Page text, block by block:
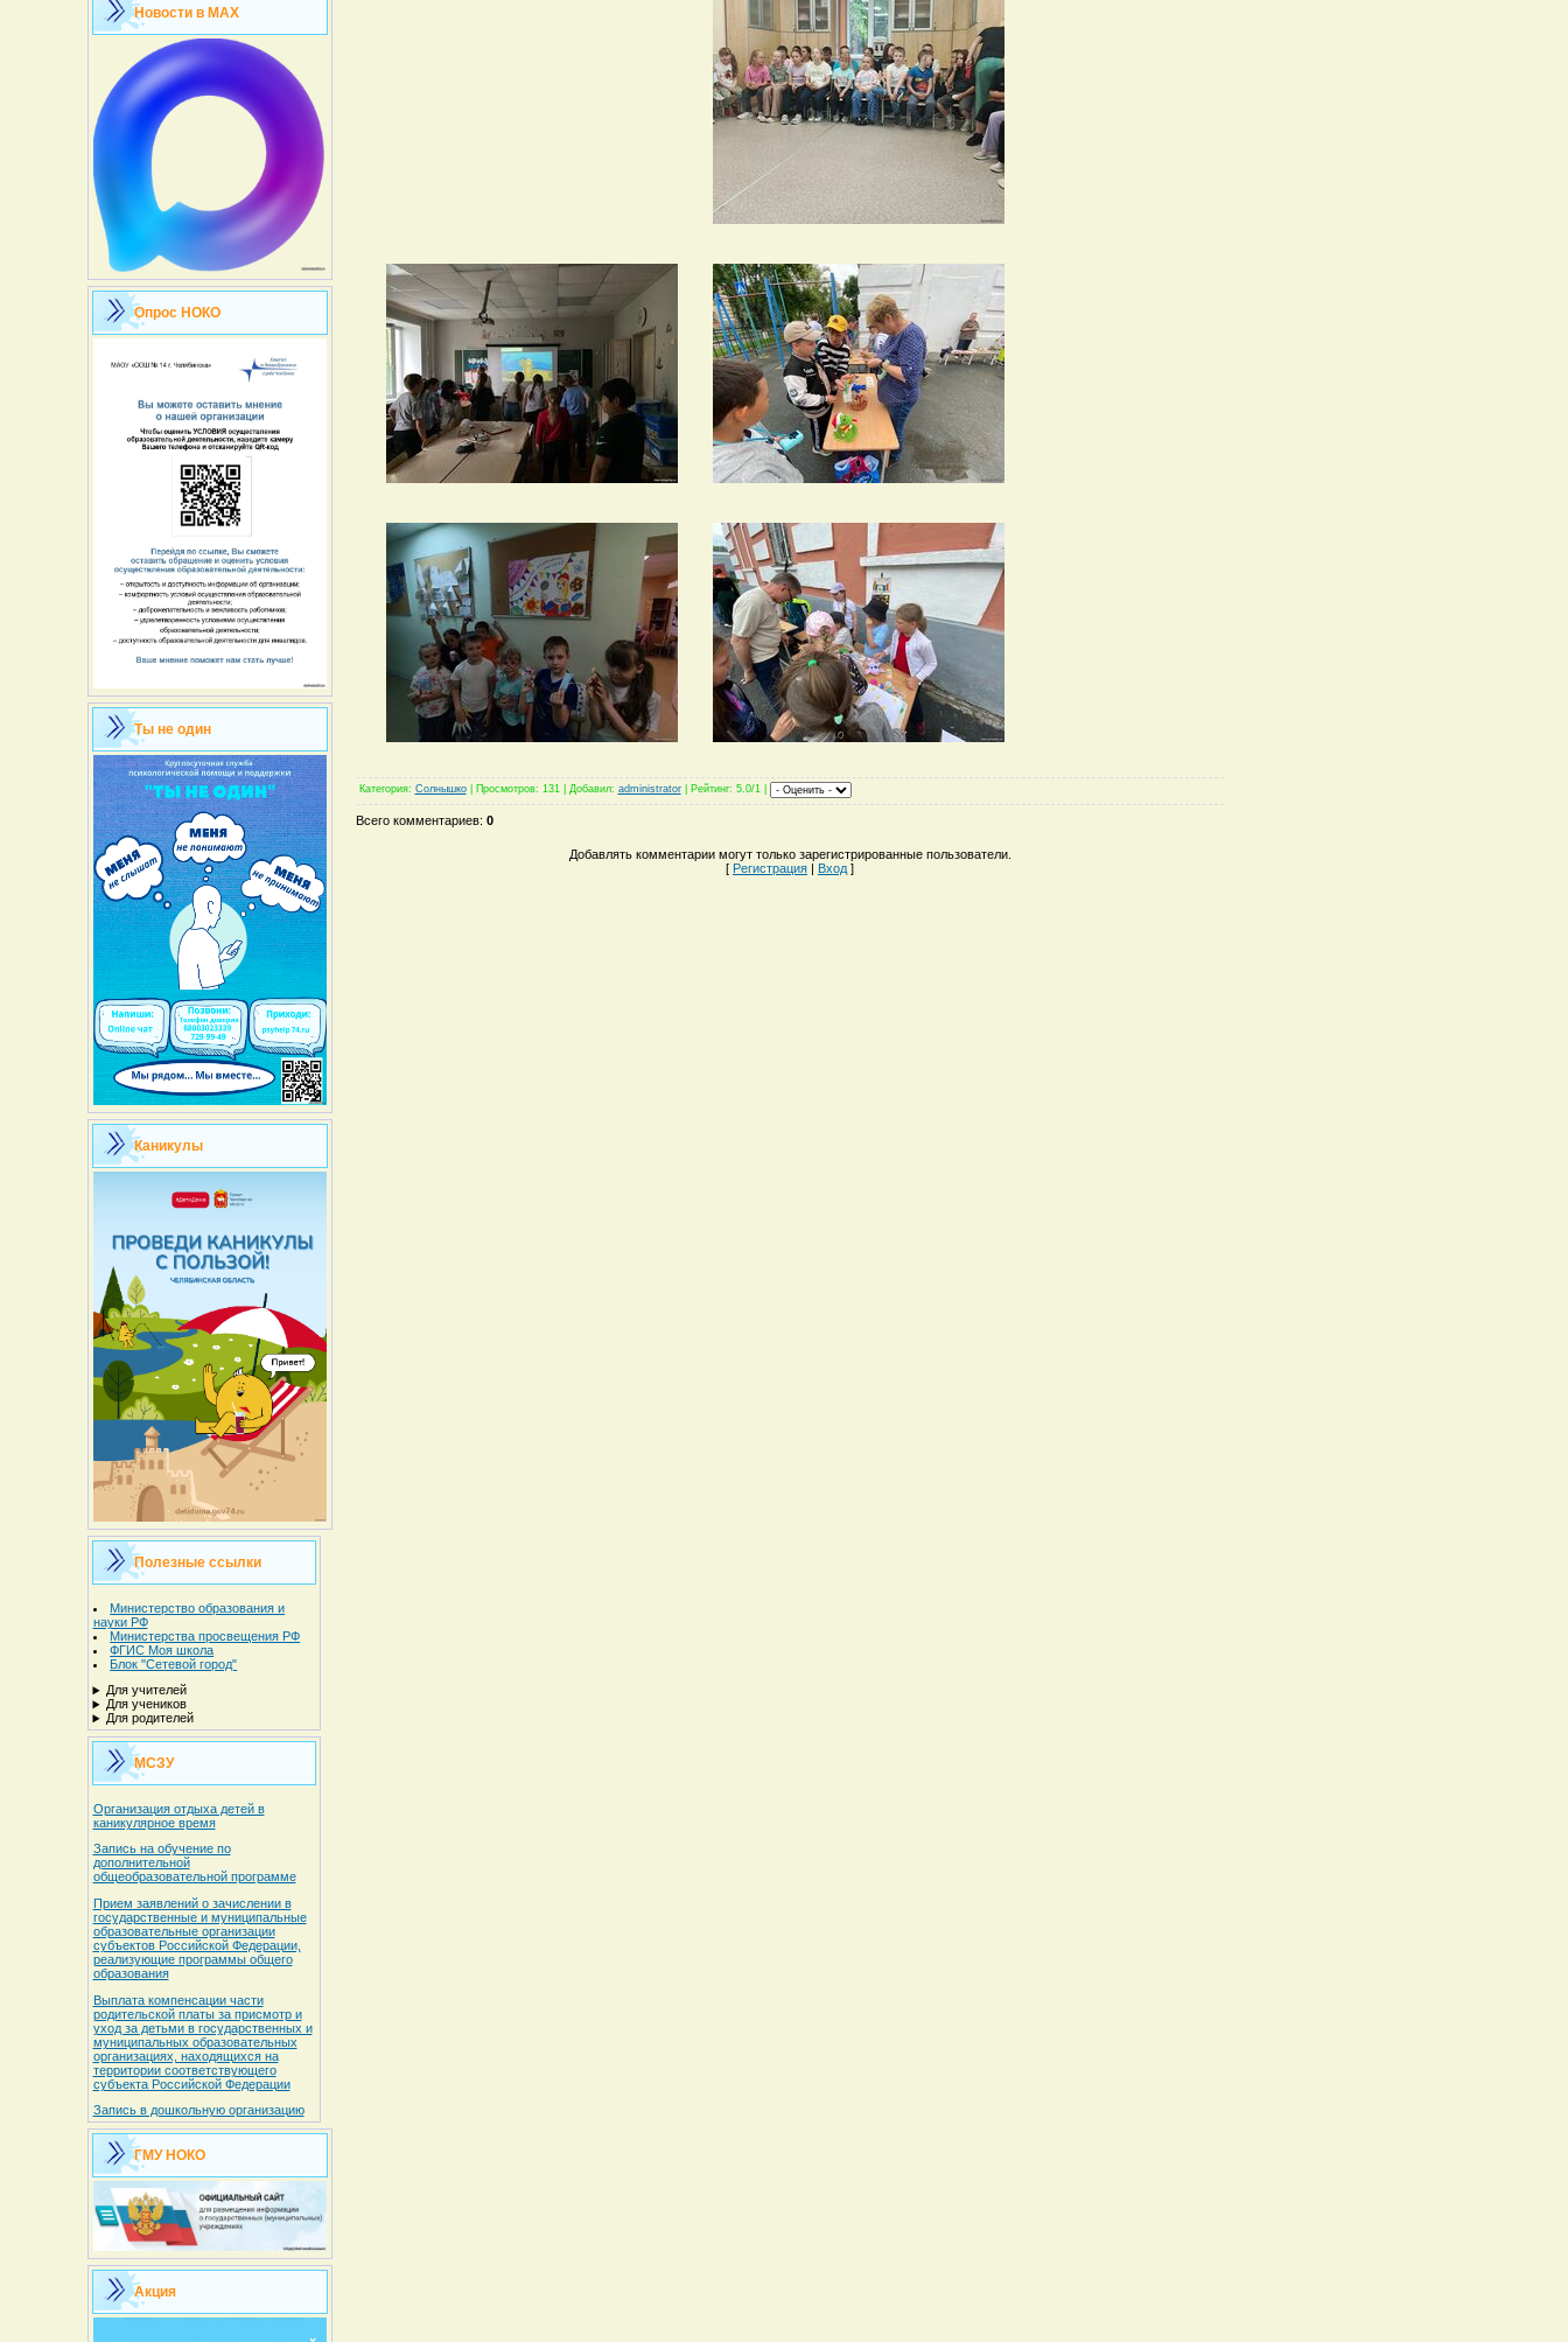
Новости в MAX
Опрос НОКО
Ты не один
Каникулы
Полезные ссылки
Министерство образования и
науки РФ
Министерства просвещения РФ
ФГИС Моя школа
Блок "Сетевой город"
Для учителей
Для учеников
Для родителей
МСЗУ
Организация отдыха детей в
каникулярное время
Запись на обучение по
дополнительной
общеобразовательной программе
Прием заявлений о зачислении в
государственные и муниципальные
образовательные организации
субъектов Российской Федерации,
реализующие программы общего
образования
Выплата компенсации части
родительской платы за присмотр и
уход за детьми в государственных и
муниципальных образовательных
организациях, находящихся на
территории соответствующего
субъекта Российской Федерации
Запись в дошкольную организацию
ГМУ НОКО
Акция
Категория: Солнышко| Просмотров: 131 | Добавил: administrator| Рейтинг: 5.0/1 |
Всего комментариев: 0
Добавлять комментарии могут только зарегистрированные пользователи.
[ Регистрация | Вход ]